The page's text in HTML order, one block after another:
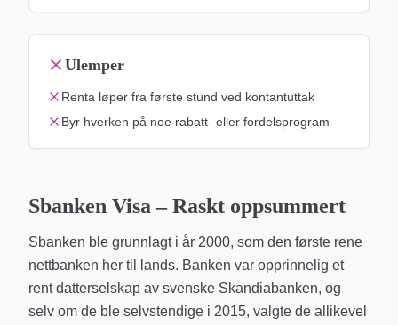
Ulemper
Renta løper fra første stund ved kontantuttak
Byr hverken på noe rabatt- eller fordelsprogram
Sbanken Visa – Raskt oppsummert
Sbanken ble grunnlagt i år 2000, som den første rene
nettbanken her til lands. Banken var opprinnelig et
rent datterselskap av svenske Skandiabanken, og
selv om de ble selvstendige i 2015, valgte de allikevel